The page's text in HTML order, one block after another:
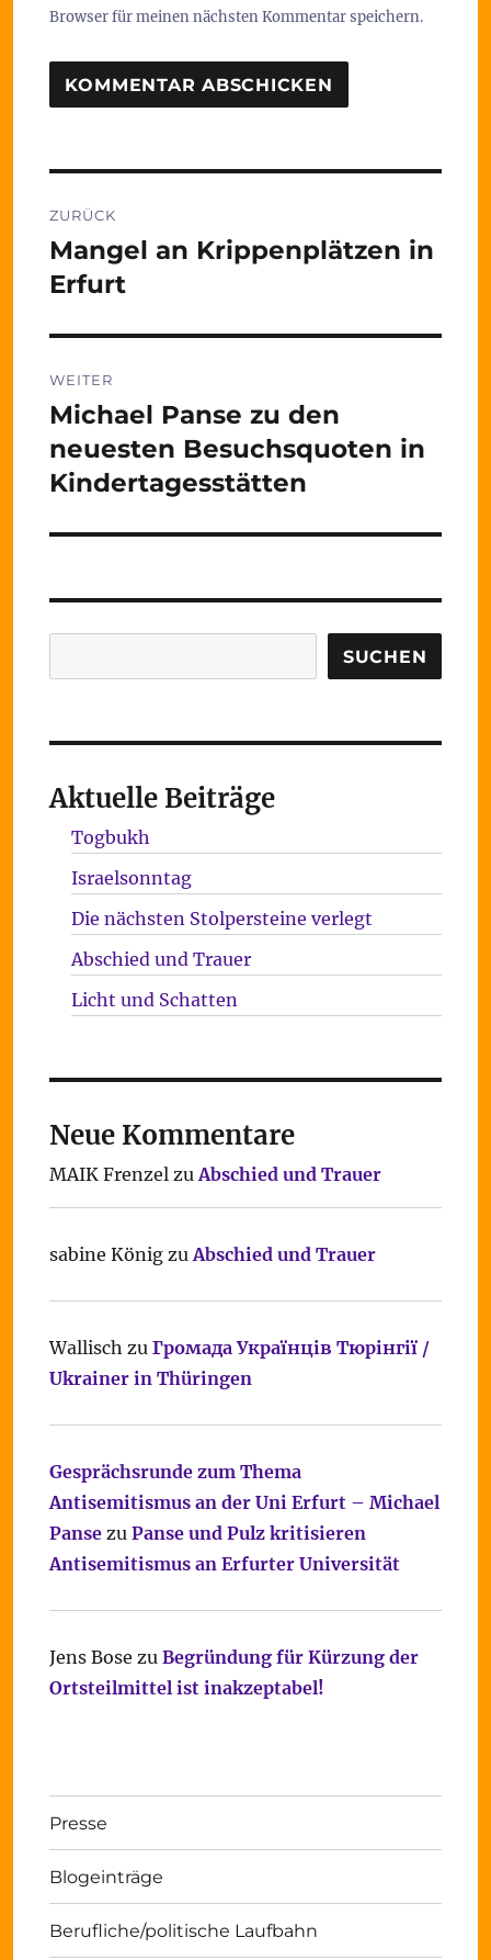
Browser für meinen nächsten Kommentar speichern.
ZURÜCK
Vorheriger
Beitrag:
Mangel an Krippenplätzen in
Erfurt
WEITER
Nächster
Beitrag:
Michael Panse zu den
neuesten Besuchsquoten in
Kindertagesstätten
SUCHEN
Aktuelle Beiträge
Togbukh
Israelsonntag
Die nächsten Stolpersteine verlegt
Abschied und Trauer
Licht und Schatten
Neue Kommentare
MAIK FrenzelzuAbschied und Trauer
sabine KönigzuAbschied und Trauer
Wallisch zu Громада Українців Тюрінгії /
Ukrainer in Thüringen
Gesprächsrunde zum Thema
Antisemitismus an der Uni Erfurt – Michael
Pansezu Panse und Pulz kritisieren
Antisemitismus an Erfurter Universität
Jens Bose zu Begründung für Kürzung der
Ortsteilmittel ist inakzeptabel!
Presse
Blogeinträge
Berufliche/politische Laufbahn